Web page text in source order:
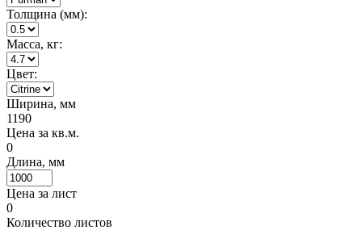
Толщина (мм):
Масса, кг:
Цвет:
Ширина, мм
1190
Цена за кв.м.
0
Длина, мм
Цена за лист
0
Количество листов